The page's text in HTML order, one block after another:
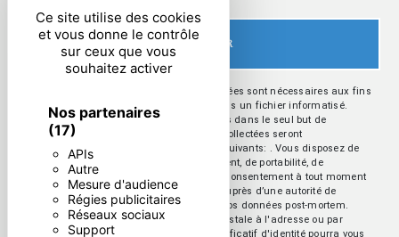
Ce site utilise des cookies
et vous donne le contrôle
sur ceux que vous
souhaitez activer
Nos partenaires
(17)
APIs
Autre
Mesure d'audience
Régies publicitaires
Réseaux sociaux
Support
ENVOYER
** Les données personnelles communiquées sont nécessaires aux fins
de vous contacter et sont enregistrées dans un fichier informatisé.
Elles sont destinées à et ses sous-traitants dans le seul but de
répondre à votre message. Les données collectées seront
communiquées aux seuls destinataires suivants: . Vous disposez de
droits d’accès, de rectification, d’effacement, de portabilité, de
limitation, d’opposition, de retrait de votre consentement à tout moment
et du droit d’introduire une réclamation auprès d’une autorité de
contrôle, ainsi que d’organiser le sort de vos données post-mortem.
Vous pouvez exercer ces droits par voie postale à l'adresse ou par
courrier électronique à l'adresse . Un justificatif d'identité pourra vous